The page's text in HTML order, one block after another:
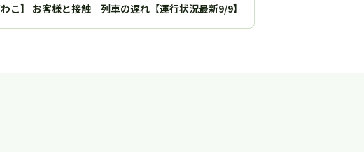
わこ】 お客様と接触 列車の遅れ【運行状況最新9/9】